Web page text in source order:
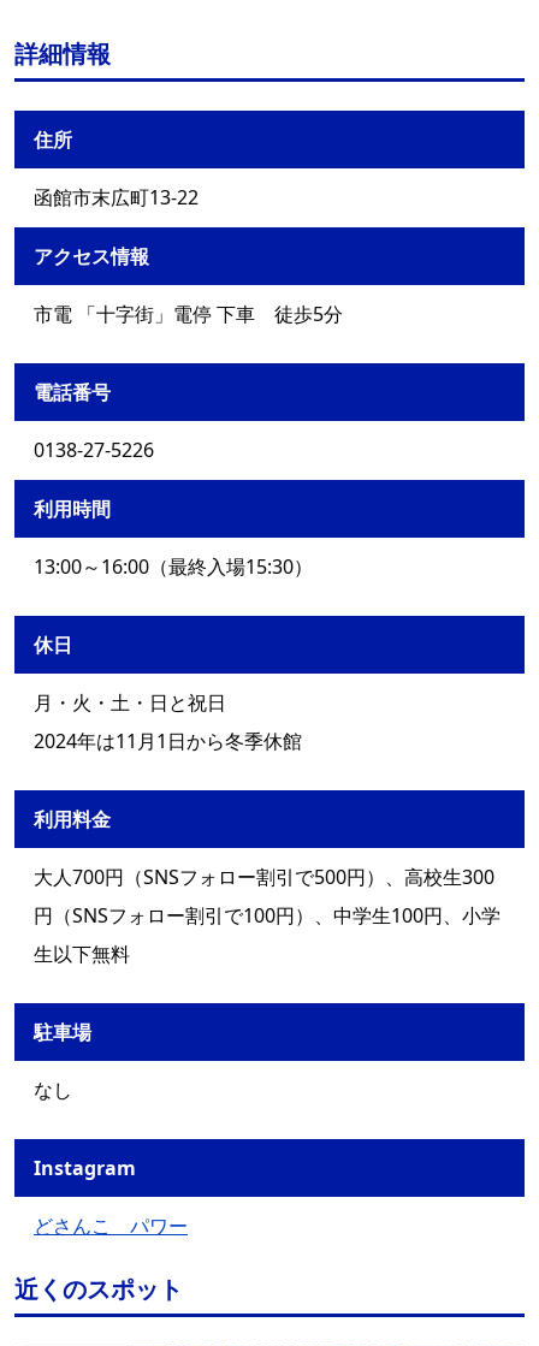
詳細情報
住所
函館市末広町13-22
アクセス情報
市電 「十字街」電停 下車 徒歩5分
電話番号
0138-27-5226
利用時間
13:00～16:00（最終入場15:30）
休日
月・火・土・日と祝日
2024年は11月1日から冬季休館
利用料金
大人700円（SNSフォロー割引で500円）、高校生300
円（SNSフォロー割引で100円）、中学生100円、小学
生以下無料
駐車場
なし
Instagram
どさんこ パワー
近くのスポット